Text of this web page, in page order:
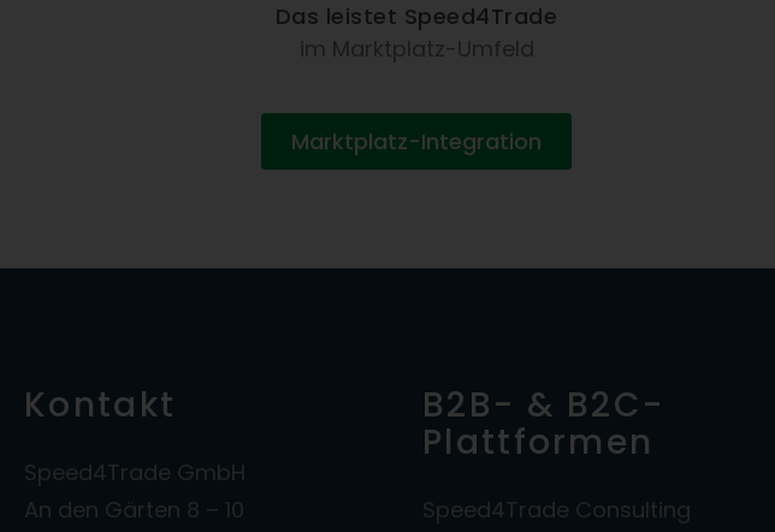
Das leistet Speed4Trade
im Marktplatz-Umfeld
Marktplatz-Integration
Kontakt
Speed4Trade GmbH
An den Gärten 8 – 10
B2B- & B2C-
Plattformen
Speed4Trade Consulting